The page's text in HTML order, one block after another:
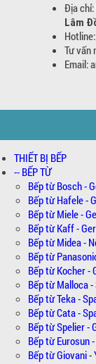
Địa chỉ:
Lâm
Tư vấn
Email:
THIẾT BỊ BẾP
-- BẾP TỪ
Bếp từ Bosch -
Bếp từ Hafele -
Bếp từ Miele -
Bếp từ Kaff -
Bếp từ Midea -
Bếp từ
Bếp từ Kocher -
Bếp từ Malloca -
Bếp từ Teka -
Bếp từ Cata -
Bếp từ Spelier -
Bếp từ Eurosun
Bếp từ Giovani -